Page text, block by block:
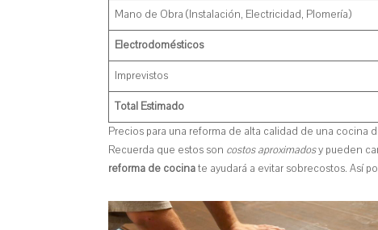
Mano de Obra (Instalación, Electricidad, Plomería)
Electrodomésticos
Imprevistos
Total Estimado
Precios para una reforma de alta calidad de una cocina
Recuerda que estos son costos aproximadosy pueden
reforma de cocinate ayudará a evitar sobrecostos. Así